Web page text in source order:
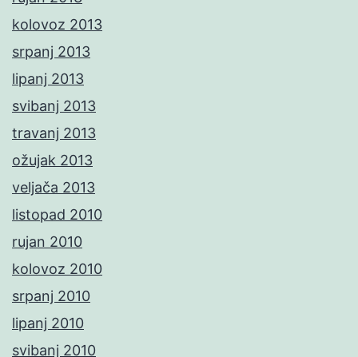
kolovoz 2013
srpanj 2013
lipanj 2013
svibanj 2013
travanj 2013
ožujak 2013
veljača 2013
listopad 2010
rujan 2010
kolovoz 2010
srpanj 2010
lipanj 2010
svibanj 2010